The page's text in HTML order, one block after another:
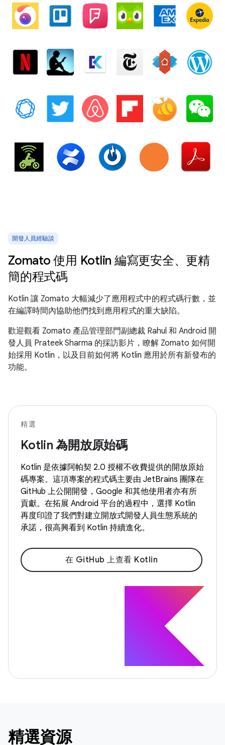
開發人員經驗談
Zomato 使用 Kotlin 編寫更安全、更精
簡的程式碼
Kotlin 讓 Zomato 大幅減少了應用程式中的程式碼行數，並
在編譯時間內協助他們找到應用程式的重大缺陷。
歡迎觀看 Zomato 產品管理部門副總裁 Rahul 和 Android 開
發人員 Prateek Sharma 的採訪影片，瞭解 Zomato 如何開
始採用 Kotlin，以及目前如何將 Kotlin 應用於所有新發布的
功能。
精選
Kotlin 為開放原始碼
Kotlin 是依據阿帕契 2.0 授權不收費提供的開放原始
碼專案。這項專案的程式碼主要由 JetBrains 團隊在
GitHub 上公開開發，Google 和其他使用者亦有所
貢獻。在拓展 Android 平台的過程中，選擇 Kotlin
再度印證了我們對建立開放式開發人員生態系統的
承諾，很高興看到 Kotlin 持續進化。
在 GitHub 上查看 Kotlin
精選資源